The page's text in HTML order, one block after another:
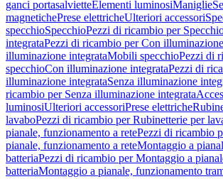
ganci portasalvietteElementi luminosiManiglie
magnetichePrese elettricheUlteriori accessori
specchioSpecchioPezzi di ricambio per
integrataPezzi di ricambio per Con
illuminazione integrataMobili specchioPezzi di
specchioCon illuminazione integrataPezzi di
illuminazione integrataSenza illuminazione
ricambio per Senza illuminazione integrata
luminosiUlteriori accessoriPrese elettriche
lavaboPezzi di ricambio per Rubinetterie per
pianale, funzionamento a retePezzi di ricambio
pianale, funzionamento a reteMontaggio a
batteriaPezzi di ricambio per Montaggio a
batteriaMontaggio a pianale, funzionamento